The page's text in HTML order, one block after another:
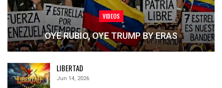
VIDEOS
OYE RUBIO, OYE TRUMP BY ERAS
LIBERTAD
Jun 14, 2026